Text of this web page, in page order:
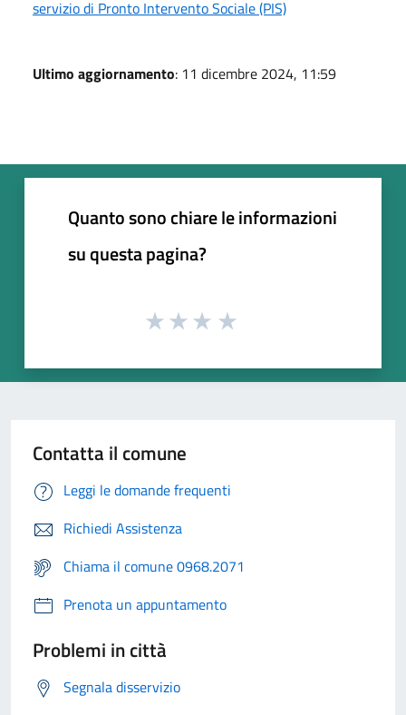
servizio di Pronto Intervento Sociale (PIS)
Ultimo aggiornamento: 11 dicembre 2024, 11:59
Quanto sono chiare le informazioni
su questa pagina?
Contatta il comune
Leggi le domande frequenti
Richiedi Assistenza
Chiama il comune 0968.2071
Prenota un appuntamento
Problemi in città
Segnala disservizio